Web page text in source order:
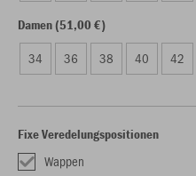
Damen (51,00 €)
34 36 38 40 42
Fixe Veredelungspositionen
Wappen